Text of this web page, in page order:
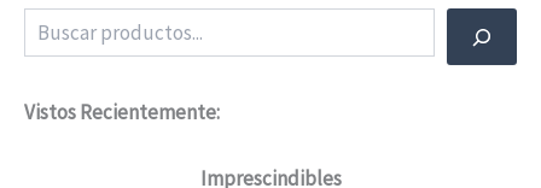
Vistos Recientemente:
Imprescindibles